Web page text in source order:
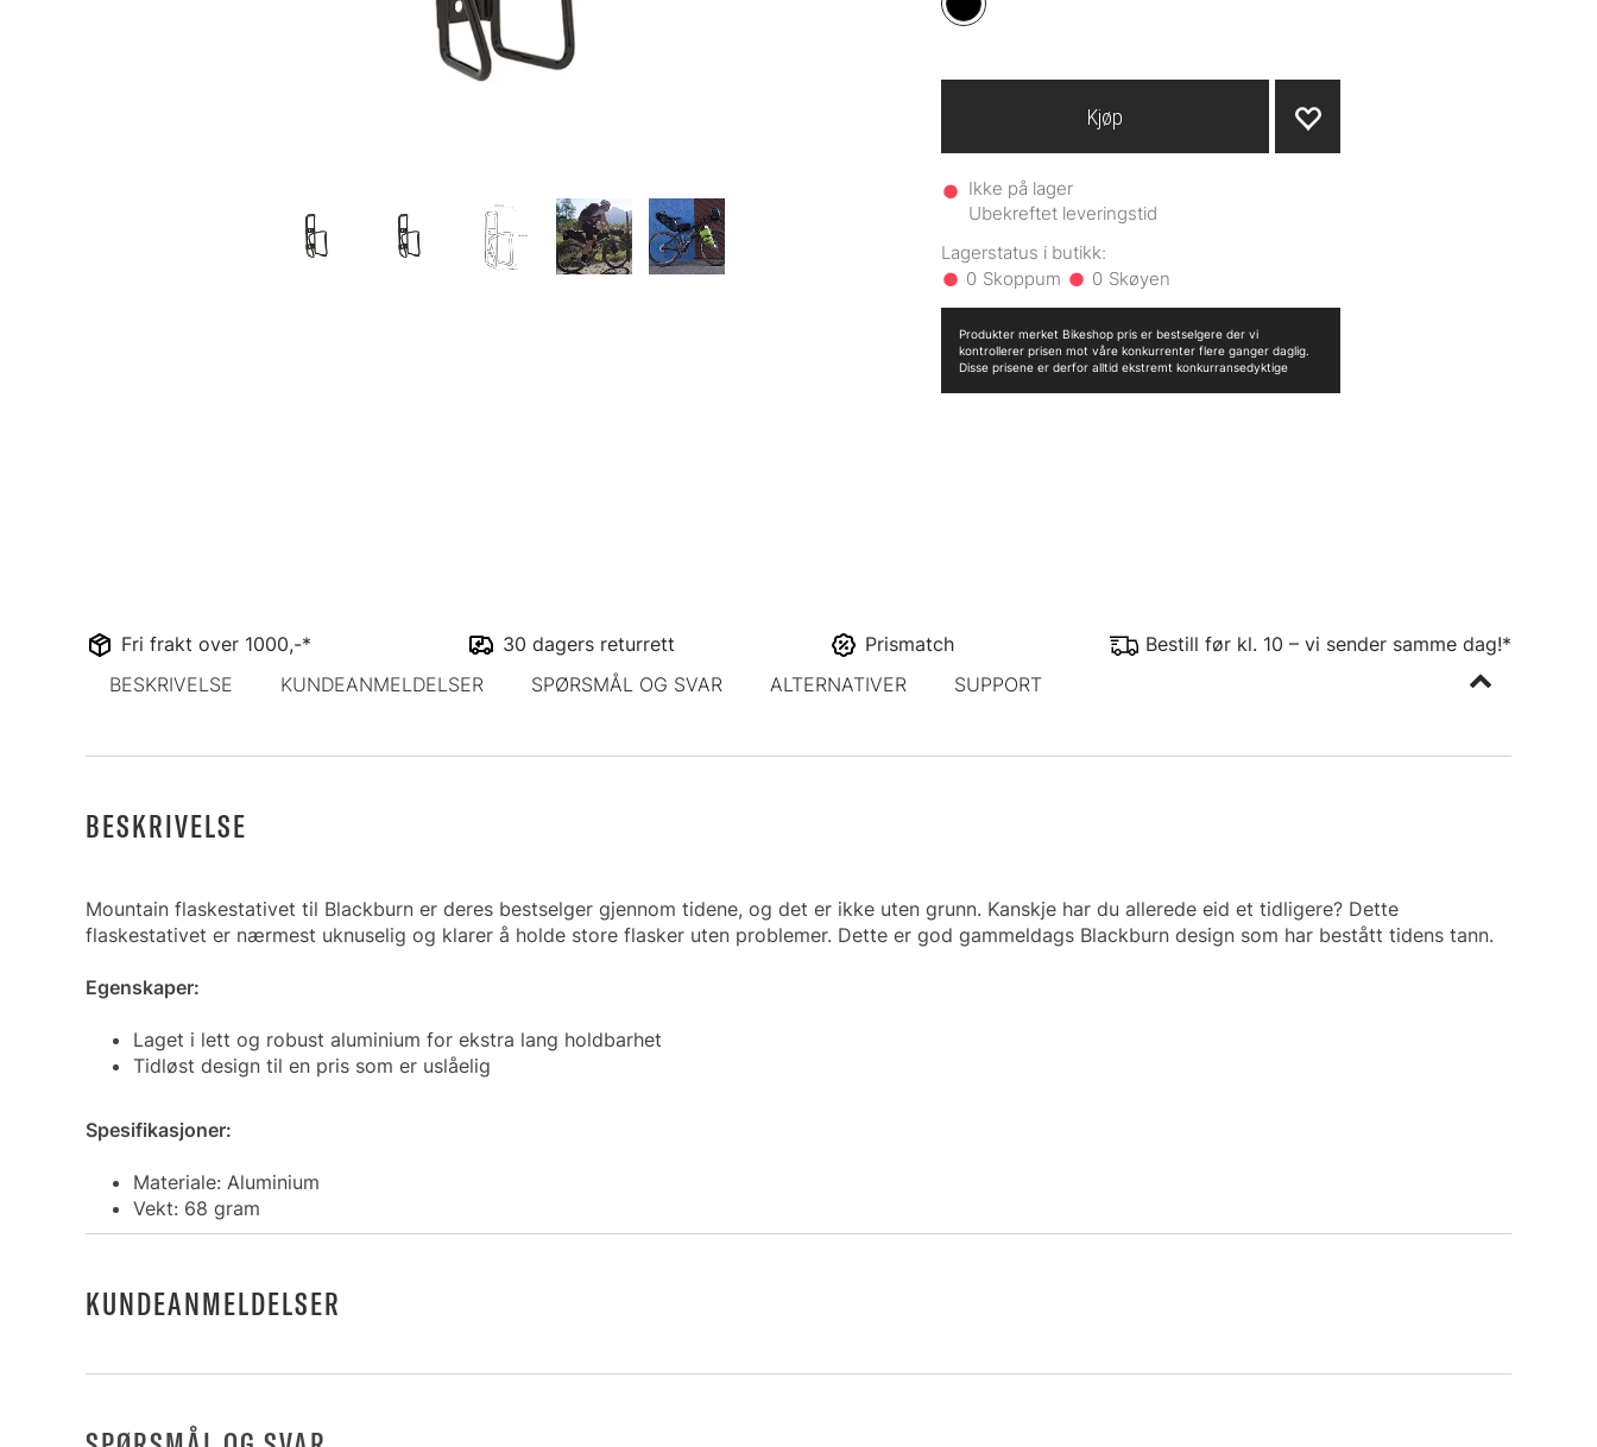
Ikke på lager
Ubekreftet leveringstid
0 0
Kjøp
Fri frakt over 1000,-* 30 dagers returrett Prismatch Bestill før kl. 10 – vi sender samme dag!*
Produkter merket Bikeshop pris er bestselgere der vi
kontrollerer prisen mot våre konkurrenter flere ganger daglig.
Disse prisene er derfor alltid ekstremt konkurransedyktige
BESKRIVELSE KUNDEANMELDELSER SPØRSMÅL OG SVAR ALTERNATIVER SUPPORT
BESKRIVELSE
Mountain flaskestativet til Blackburn er deres bestselger gjennom tidene, og det er ikke uten grunn. Kanskje har du allerede eid et tidligere? Dette
flaskestativet er nærmest uknuselig og klarer å holde store flasker uten problemer. Dette er god gammeldags Blackburn design som har bestått tidens tann.
Egenskaper:
Laget i lett og robust aluminium for ekstra lang holdbarhet
Tidløst design til en pris som er uslåelig
Spesifikasjoner:
Materiale: Aluminium
Vekt: 68 gram
KUNDEANMELDELSER